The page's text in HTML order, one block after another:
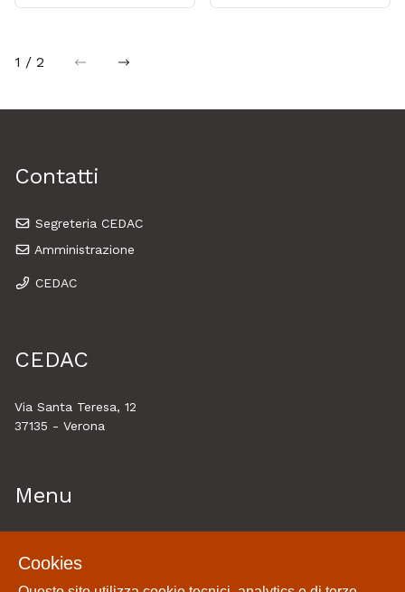
1 / 2 precedentesuccessiva
Contatti
Segreteria CEDAC
Amministrazione
CEDAC
CEDAC
Via Santa Teresa, 12
37135 - Verona
Menu
Esplora
Cookies